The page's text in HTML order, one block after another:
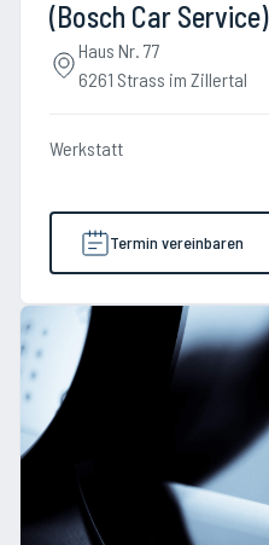
(Bosch Car Service)
Haus Nr. 77
6261 Strass im Zillertal
Werkstatt
Termin vereinbaren